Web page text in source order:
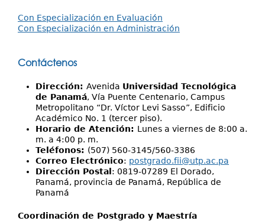
Con Especialización en Evaluación
Con Especialización en Administración
Contáctenos
Dirección: Avenida Universidad Tecnológica
de Panamá, Vía Puente Centenario, Campus
Metropolitano “Dr. Víctor Levi Sasso”, Edificio
Académico No. 1 (tercer piso).
Horario de Atención: Lunes a viernes de 8:00 a.
m. a 4:00 p. m.
Teléfonos: (507) 560-3145/560-3386
Correo Electrónico: postgrado.fii@utp.ac.pa
Dirección Postal: 0819-07289 El Dorado,
Panamá, provincia de Panamá, República de
Panamá
Coordinación de Postgrado y Maestría